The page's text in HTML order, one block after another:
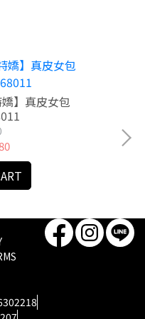
嬌】真皮女包